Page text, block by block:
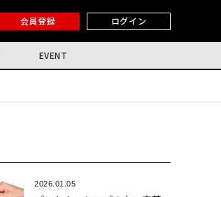
会員登録 ログイン
EVENT
2026.01.05